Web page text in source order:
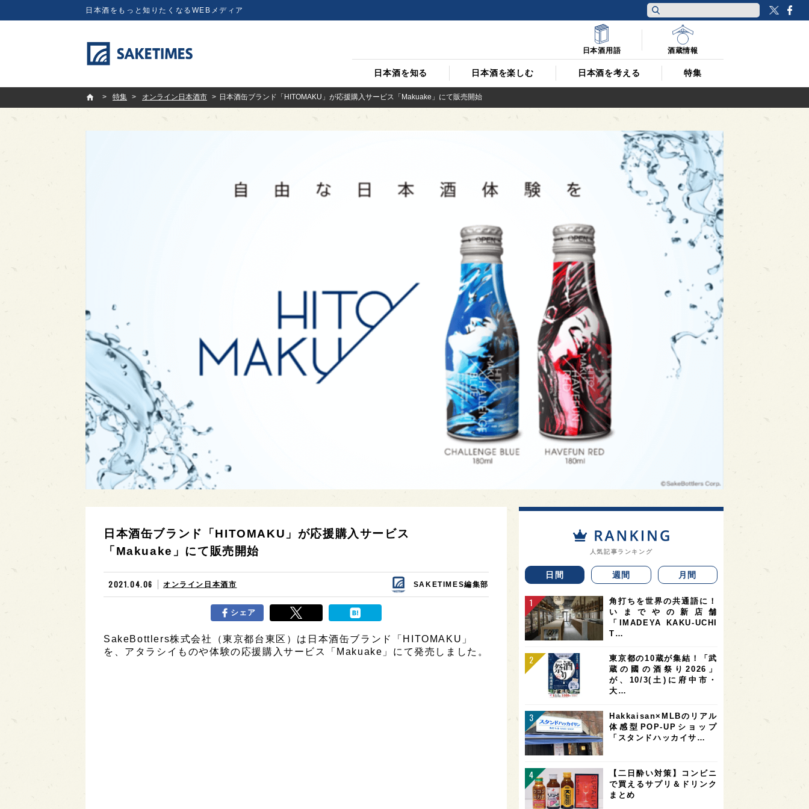
日本酒をもっと知りたくなるWEBメディア
日本酒を知る 日本酒を楽しむ 日本酒を考える 特集
日本酒用語 酒蔵情報
SAKETIMES
特集
オンライン日本酒市 日本酒缶ブランド「HITOMAKU」が応援購入サービス「Makuake」にて販売開始
日本酒缶ブランド「HITOMAKU」が応援購入サービス
「Makuake」にて販売開始
2021.04.06 オンライン日本酒市 SAKETIMES編集部
シェア
SakeBottlers株式会社（東京都台東区）は日本酒缶ブランド「HITOMAKU」
を、アタラシイものや体験の応援購入サービス「Makuake」にて発売しました。
人気記事ランキング
日間 週間 月間
角打ちを世界の共通語に！
いまでやの新店舗
「IMADEYA KAKU-UCHI
T…
東京都の10蔵が集結！「武
蔵の國の酒祭り2026」
が、10/3(土)に府中市・
大…
Hakkaisan×MLBのリアル
体感型POP-UPショップ
「スタンドハッカイサ…
【二日酔い対策】コンビニ
で買えるサプリ＆ドリンク
まとめ